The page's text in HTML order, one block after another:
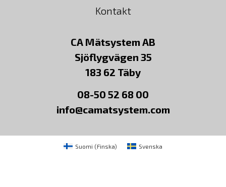
Kontakt
CA Mätsystem AB
Sjöflygvägen 35
183 62 Täby
08-50 52 68 00
info@camatsystem.com
Suomi (Finska) Svenska